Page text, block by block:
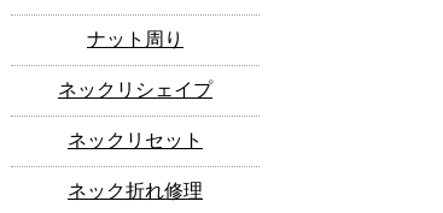
ナット周り
ネックリシェイプ
ネックリセット
ネック折れ修理